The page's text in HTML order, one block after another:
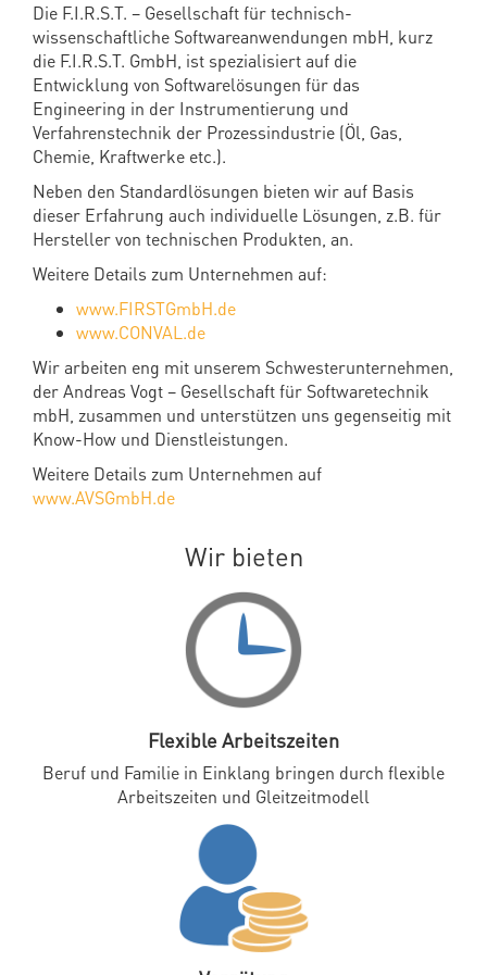
Die F.I.R.S.T. – Gesellschaft für technisch-
wissenschaftliche Softwareanwendungen mbH, kurz
die F.I.R.S.T. GmbH, ist spezialisiert auf die
Entwicklung von Softwarelösungen für das
Engineering in der Instrumentierung und
Verfahrenstechnik der Prozessindustrie (Öl, Gas,
Chemie, Kraftwerke etc.).
Neben den Standardlösungen bieten wir auf Basis
dieser Erfahrung auch individuelle Lösungen, z.B. für
Hersteller von technischen Produkten, an.
Weitere Details zum Unternehmen auf:
www.FIRSTGmbH.de
www.CONVAL.de
Wir arbeiten eng mit unserem Schwesterunternehmen,
der Andreas Vogt – Gesellschaft für Softwaretechnik
mbH, zusammen und unterstützen uns gegenseitig mit
Know-How und Dienstleistungen.
Weitere Details zum Unternehmen auf
www.AVSGmbH.de
Wir bieten
Flexible Arbeitszeiten
Beruf und Familie in Einklang bringen durch flexible
Arbeitszeiten und Gleitzeitmodell